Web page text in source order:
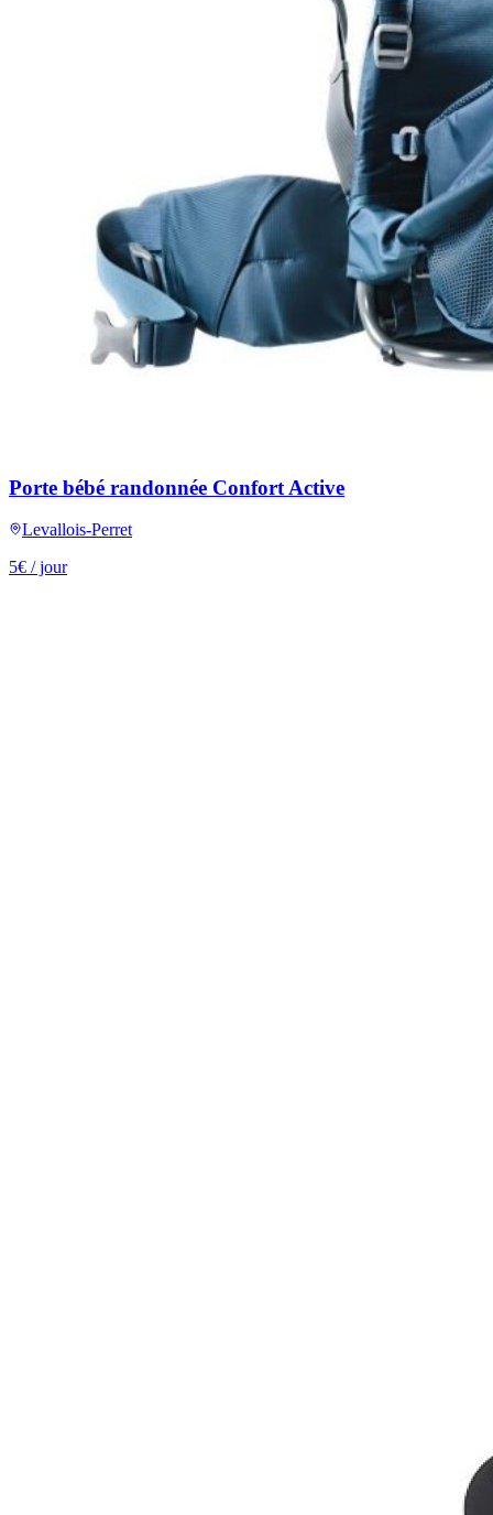
Porte bébé randonnée Confort Active
Levallois-Perret
5€ / jour